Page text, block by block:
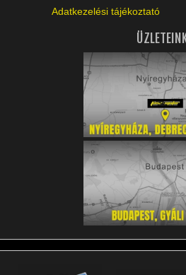
Adatkezelési tájékoztató